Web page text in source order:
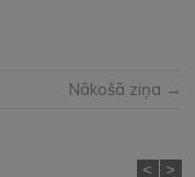
Nākošā ziņa →
< >